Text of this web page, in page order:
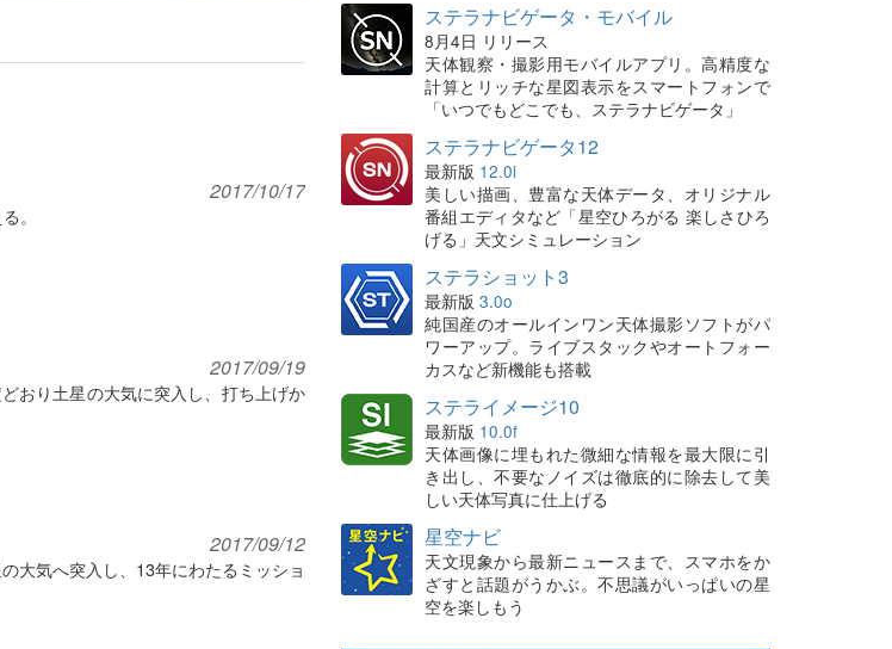
2017/10/17
。
2017/09/19
おり土星の大気に突入し、打ち上げか
2017/09/12
大気へ突入し、13年にわたるミッショ
ステラナビゲータ・モバイル
8月4日 リリース
天体観察・撮影用モバイルアプリ。高精度な
計算とリッチな星図表示をスマートフォンで
「いつでもどこでも、ステラナビゲータ」
ステラナビゲータ12
最新版 12.0i
美しい描画、豊富な天体データ、オリジナル
番組エディタなど「星空ひろがる 楽しさひろ
げる」天文シミュレーション
ステラショット3
最新版 3.0o
純国産のオールインワン天体撮影ソフトがパ
ワーアップ。ライブスタックやオートフォー
カスなど新機能も搭載
ステライメージ10
最新版 10.0f
天体画像に埋もれた微細な情報を最大限に引
き出し、不要なノイズは徹底的に除去して美
しい天体写真に仕上げる
星空ナビ
天文現象から最新ニュースまで、スマホをか
ざすと話題がうかぶ。不思議がいっぱいの星
空を楽しもう